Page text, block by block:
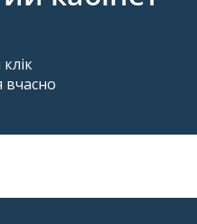
вчасно